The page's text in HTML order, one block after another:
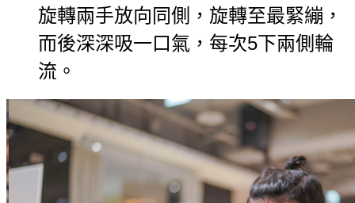
旋轉兩手放向同側，旋轉至最緊繃，
而後深深吸一口氣，每次5下兩側輪
流。